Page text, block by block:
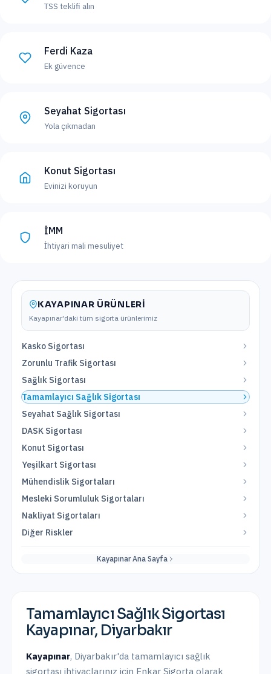
TSS teklifi alın
Ferdi Kaza
Ek güvence
Seyahat Sigortası
Yola çıkmadan
Konut Sigortası
Evinizi koruyun
İMM
İhtiyari mali mesuliyet
KAYAPINAR ÜRÜNLERI
Kayapınar'daki tüm sigorta ürünlerimiz
Kasko Sigortası
Zorunlu Trafik Sigortası
Sağlık Sigortası
Tamamlayıcı Sağlık Sigortası
Seyahat Sağlık Sigortası
DASK Sigortası
Konut Sigortası
Yeşilkart Sigortası
Mühendislik Sigortaları
Mesleki Sorumluluk Sigortaları
Nakliyat Sigortaları
Diğer Riskler
KayapınarAna Sayfa
Tamamlayıcı Sağlık Sigortası
Kayapınar, Diyarbakır
Kayapınar, Diyarbakır'da tamamlayıcı sağlık
sigortası ihtiyaçlarınız için Enkar Sigorta olarak